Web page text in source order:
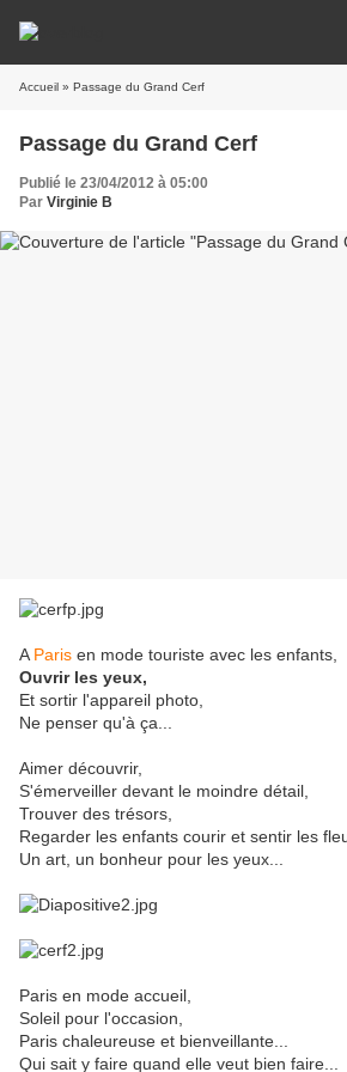
Accueil » Passage du Grand Cerf
Passage du Grand Cerf
Publié le 23/04/2012 à 05:00
Par Virginie B
A Paris en mode touriste avec les enfants,
Ouvrir les yeux,
Et sortir l'appareil photo,
Ne penser qu'à ça...
Aimer découvrir,
S'émerveiller devant le moindre détail,
Trouver des trésors,
Regarder les enfants courir et sentir les
Un art, un bonheur pour les yeux...
Paris en mode accueil,
Soleil pour l'occasion,
Paris chaleureuse et bienveillante...
Qui sait y faire quand elle veut bien faire...